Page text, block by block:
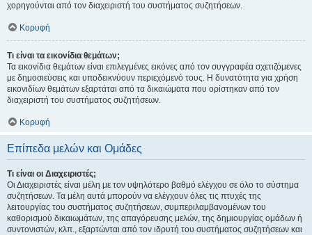
χορηγούνται από τον διαχειριστή του συστήματος συζητήσεων.
Κορυφή
Τι είναι τα εικονίδια θεμάτων;
Τα εικονίδια θεμάτων είναι επιλεγμένες εικόνες από τον συγγραφέα σχετιζόμενες
με δημοσιεύσεις και υποδεικνύουν περιεχόμενό τους. Η δυνατότητα για χρήση
εικονιδίων θεμάτων εξαρτάται από τα δικαιώματα που ορίστηκαν από τον
διαχειριστή του συστήματος συζητήσεων.
Κορυφή
Επίπεδα μελών και Ομάδες
Τι είναι οι Διαχειριστές;
Οι Διαχειριστές είναι μέλη με τον υψηλότερο βαθμό ελέγχου σε όλο το σύστημα
συζητήσεων. Τα μέλη αυτά μπορούν να ελέγχουν όλες τις πτυχές της
λειτουργίας του συστήματος συζητήσεων, συμπεριλαμβανομένων του
καθορισμού δικαιωμάτων, της απαγόρευσης μελών, της δημιουργίας ομάδων ή
συντονιστών, κλπ., εξαρτώνται από τον ιδρυτή του συστήματος συζητήσεων και